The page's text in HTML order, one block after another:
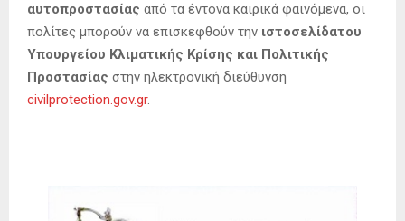
αυτοπροστασίας από τα έντονα καιρικά φαινόμενα, οι
πολίτες μπορούν να επισκεφθούν την ιστοσελίδατου
Υπουργείου Κλιματικής Κρίσης και Πολιτικής
Προστασίας στην ηλεκτρονική διεύθυνση
civilprotection.gov.gr.